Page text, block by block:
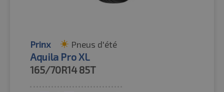
Prinx Pneus d'été
Aquila Pro XL
165/70R14 85T